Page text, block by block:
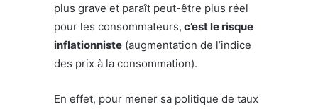
plus grave et paraît peut-être plus réel
pour les consommateurs, c’est le risque
inflationniste (augmentation de l’indice
des prix à la consommation).
En effet, pour mener sa politique de taux